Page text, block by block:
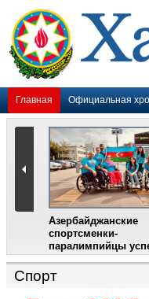
Главная Официальная
Азербайджанские
спортсменки-
паралимпийцы
выступили на III
Международном
фестивале
Спорт